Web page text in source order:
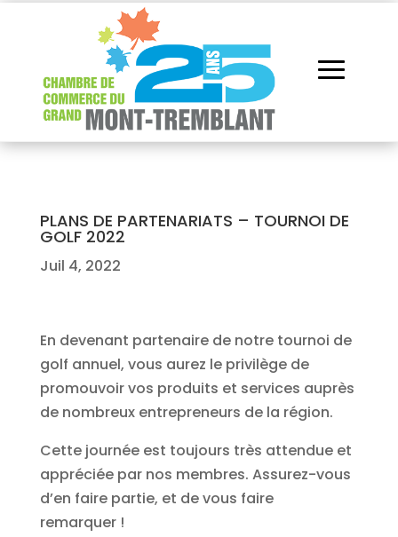
PLANS DE PARTENARIATS – TOURNOI DE
GOLF 2022
Juil 4, 2022
En devenant partenaire de notre tournoi de
golf annuel, vous aurez le privilège de
promouvoir vos produits et services auprès
de nombreux entrepreneurs de la région.
Cette journée est toujours très attendue et
appréciée par nos membres. Assurez-vous
d’en faire partie, et de vous faire
remarquer !